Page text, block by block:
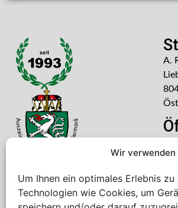
Wir verwenden
Um Ihnen ein optimales Erlebnis
Technologien wie Cookies, um
A.